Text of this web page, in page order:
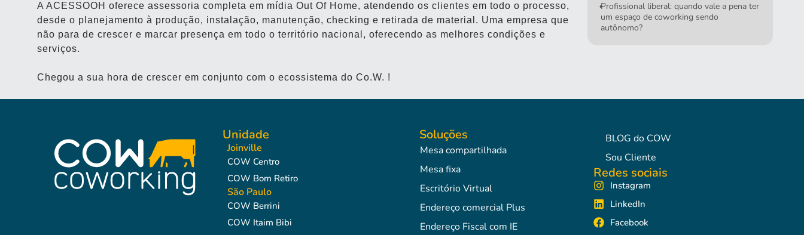
A ACESSOOH oferece assessoria completa em mídia Out Of Home, atendendo os clientes em todo o processo,
desde o planejamento à produção, instalação, manutenção, checking e retirada de material. Uma empresa que
não para de crescer e marcar presença em todo o território nacional, oferecendo as melhores condições e
serviços.⠀
Chegou a sua hora de crescer em conjunto com o ecossistema do Co.W. !
•Profissional liberal: quando vale a pena ter
um espaço de coworking sendo
autônomo?
Unidade
Joinville
COW Centro
COW Bom Retiro
São Paulo
COW Berrini
COW Itaim Bibi
Soluções
Mesa compartilhada
Mesa fixa
Escritório Virtual
Endereço comercial Plus
Endereço Fiscal com IE
BLOG do COW
Sou Cliente
Redes sociais
Instagram
LinkedIn
Facebook